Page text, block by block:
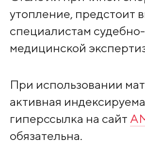
утопление, предстоит
специалистам судебно-
медицинской
При использовании
активная
гиперссылка на сайт
обязательна.